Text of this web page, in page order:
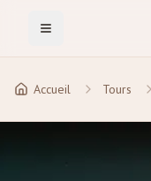
Toggle Menu
Accueil Tours